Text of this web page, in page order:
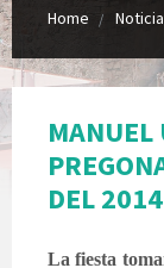
Home
MANUEL
DEL 2014
La fiesta